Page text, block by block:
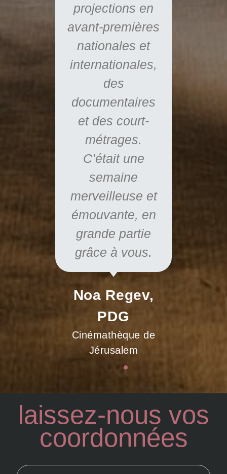
projections en
avant-premières
nationales et
internationales,
des
documentaires
et des court-
métrages.
C’était une
semaine
merveilleuse et
émouvante, en
grande partie
grâce à vous.
Noa Regev,
PDG
Cinémathèque de
Jérusalem
laissez-nous vos
coordonnées